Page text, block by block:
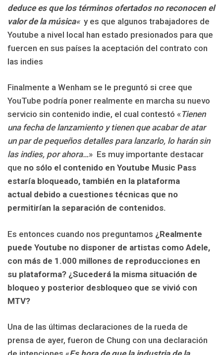
deduce es que los términos ofertados no reconocen el
valor de la música«y es que algunos trabajadores de
Youtube a nivel local han estado presionados para que
fuercen en sus países la aceptación del contrato con
las indies
Finalmente a Wenham se le preguntó si cree que
YouTube podría poner realmente en marcha su nuevo
servicio sin contenido indie, el cual contestó «Tienen
una fecha de lanzamiento y tienen que acabar de atar
un par de pequeños detalles para lanzarlo, lo harán sin
las indies, por ahora…» Es muy importante destacar
que no sólo el contenido en Youtube Music Pass
estaría bloqueado, también en la plataforma
actual debido a cuestiones técnicas que no
permitirían la separación de contenidos.
Es entonces cuando nos preguntamos ¿Realmente
puede Youtube no disponer de artistas como Adele,
con más de 1.000 millones de reproducciones en
su plataforma? ¿Sucederá la misma situación de
bloqueo y posterior desbloqueo que se vivió con
MTV?
Una de las últimas declaraciones de la rueda de
prensa de ayer, fueron de Chung con una declaración